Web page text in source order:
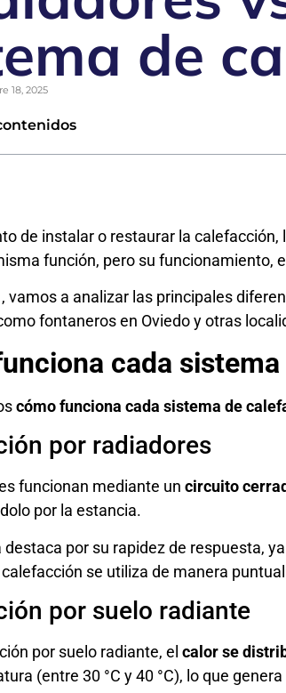
de
18, 2025
de instalar o restaurar la calefacción,
función, pero su
, vamos a analizar las principales
fontaneros en Oviedoy otras
cada sistema
cómo funciona cada sistema de
por radiadores
funcionan mediante un circuito
por la estancia.
destaca por su rapidez de respuesta,
se utiliza de manera
por suelo radiante
por suelo radiante, el calor se
(entre 30 °C y 40 °C), lo que